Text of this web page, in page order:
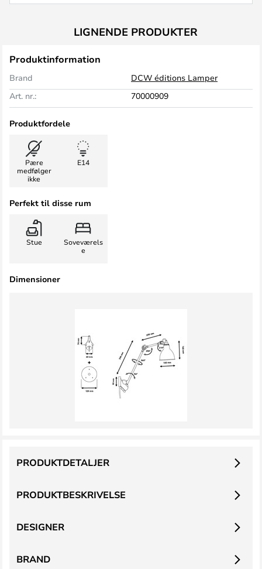
LIGNENDE PRODUKTER
Produktinformation
Brand
DCW éditions Lamper
Art. nr.:
70000909
Produktfordele
Pære
medfølger
ikke
E14
Perfekt til disse rum
Stue
Soveværels
e
Dimensioner
PRODUKTBESKRIVELSE
PRODUKTDETALJER
DESIGNER
BRAND